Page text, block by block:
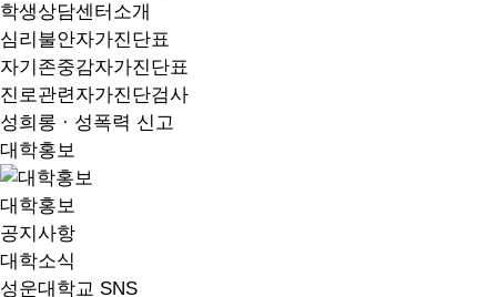
학생상담센터소개
심리불안자가진단표
자기존중감자가진단표
진로관련자가진단검사
성희롱 · 성폭력 신고
대학홍보
대학홍보
공지사항
대학소식
성운대학교 SNS